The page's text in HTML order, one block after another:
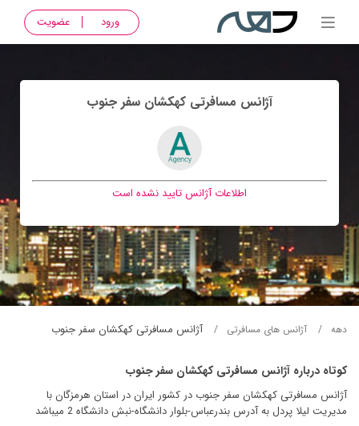
ورود عضویت
آژانس مسافرتی کهکشان سفر جنوب
اطلاعات آژانس تایید نشده است
دهه آژانس های مسافرتی آژانس مسافرتی کهکشان سفر جنوب
کوتاه درباره آژانس مسافرتی کهکشان سفر جنوب
آژانس مسافرتی کهکشان سفر جنوب در کشور ایران در استان هرمزگان با
مدیریت ليلا پردل به آدرس بندرعباس-بلوار دانشگاه-نبش دانشگاه 2 میباشد